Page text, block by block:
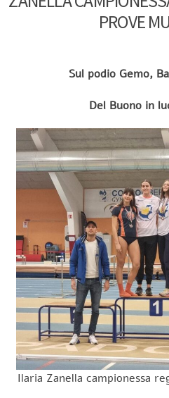
PROVE
Sul podio Gemo,
Del Buono in
Ilaria Zanella campionessa